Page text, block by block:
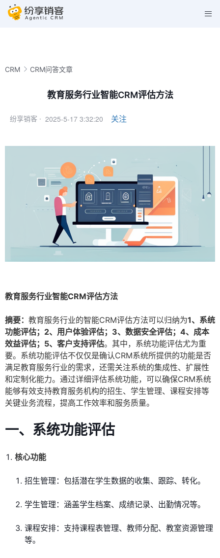
CRM CRM问答文章
教育服务行业智能CRM评估方法
纷享销客 · 2025-5-17 3:32:20 关注
教育服务行业智能CRM评估方法
摘要： 教育服务行业的智能CRM评估方法可以归纳为1、系统
功能评估；2、用户体验评估；3、数据安全评估；4、成本
效益评估；5、客户支持评估。其中，系统功能评估尤为重
要。系统功能评估不仅仅是确认CRM系统所提供的功能是否
满足教育服务行业的需求，还需关注系统的集成性、扩展性
和定制化能力。通过详细评估系统功能，可以确保CRM系统
能够有效支持教育服务机构的招生、学生管理、课程安排等
关键业务流程，提高工作效率和服务质量。
一、系统功能评估
核心功能
招生管理：包括潜在学生数据的收集、跟踪、转化。
学生管理：涵盖学生档案、成绩记录、出勤情况等。
课程安排：支持课程表管理、教师分配、教室资源管理
等。